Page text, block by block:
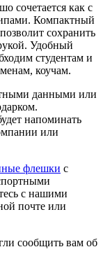
сочетается как с
Компактный
сохранить
Удобный
студентам и
коучам.
данными или
напоминать
или
флешки с
с нашими
почте или
сообщить вам об